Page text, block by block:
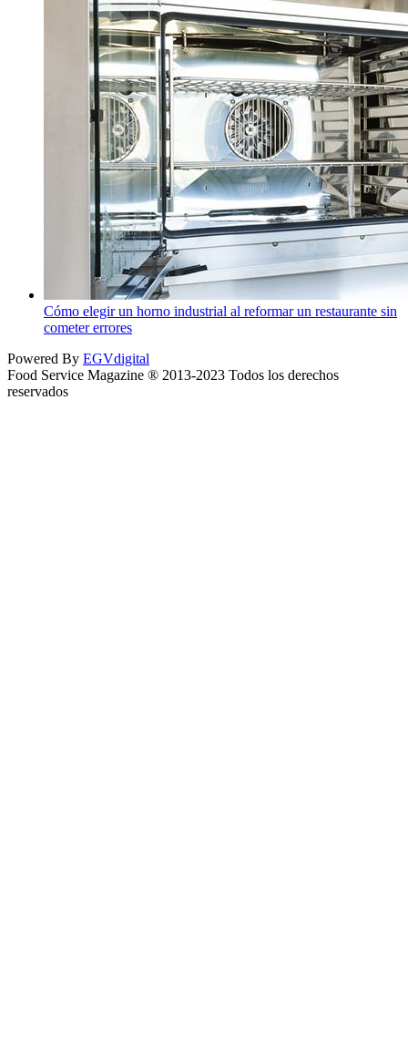
Cómo elegir un horno industrial al reformar un restaurante sin
cometer errores
Powered By EGVdigital
Food Service Magazine ® 2013-2023 Todos los derechos
reservados